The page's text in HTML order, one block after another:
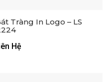
Tràng In Logo – LS
Hệ